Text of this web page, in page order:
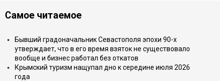
Самое читаемое
Бывший градоначальник Севастополя эпохи 90-х
утверждает, что в его время взяток не существовало
вообще и бизнес работал без откатов
Крымский туризм нащупал дно к середине июля 2026
года